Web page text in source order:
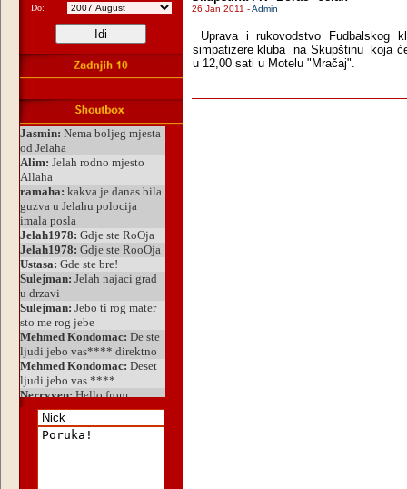
Do:
26 Jan 2011 -Admin
Uprava i rukovodstvo Fudbalskog
simpatizere klubana Skupštinu koja će
u 12,00 sati u Motelu "Mračaj".